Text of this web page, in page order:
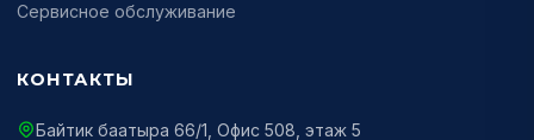
Сервисное обслуживание
КОНТАКТЫ
Байтик баатыра 66/1, Офис 508, этаж 5